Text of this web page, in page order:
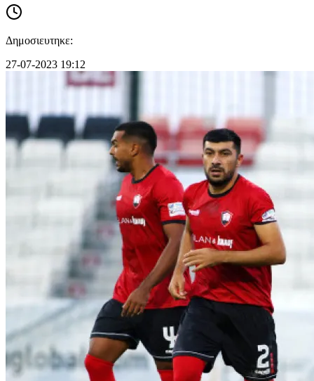
Δημοσιευτηκε:
27-07-2023 19:12